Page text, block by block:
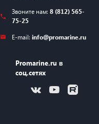
Звоните нам: 8 (812) 565-
75-25
E-mail: info@promarine.ru
Promarine.ru в
соц.сетях